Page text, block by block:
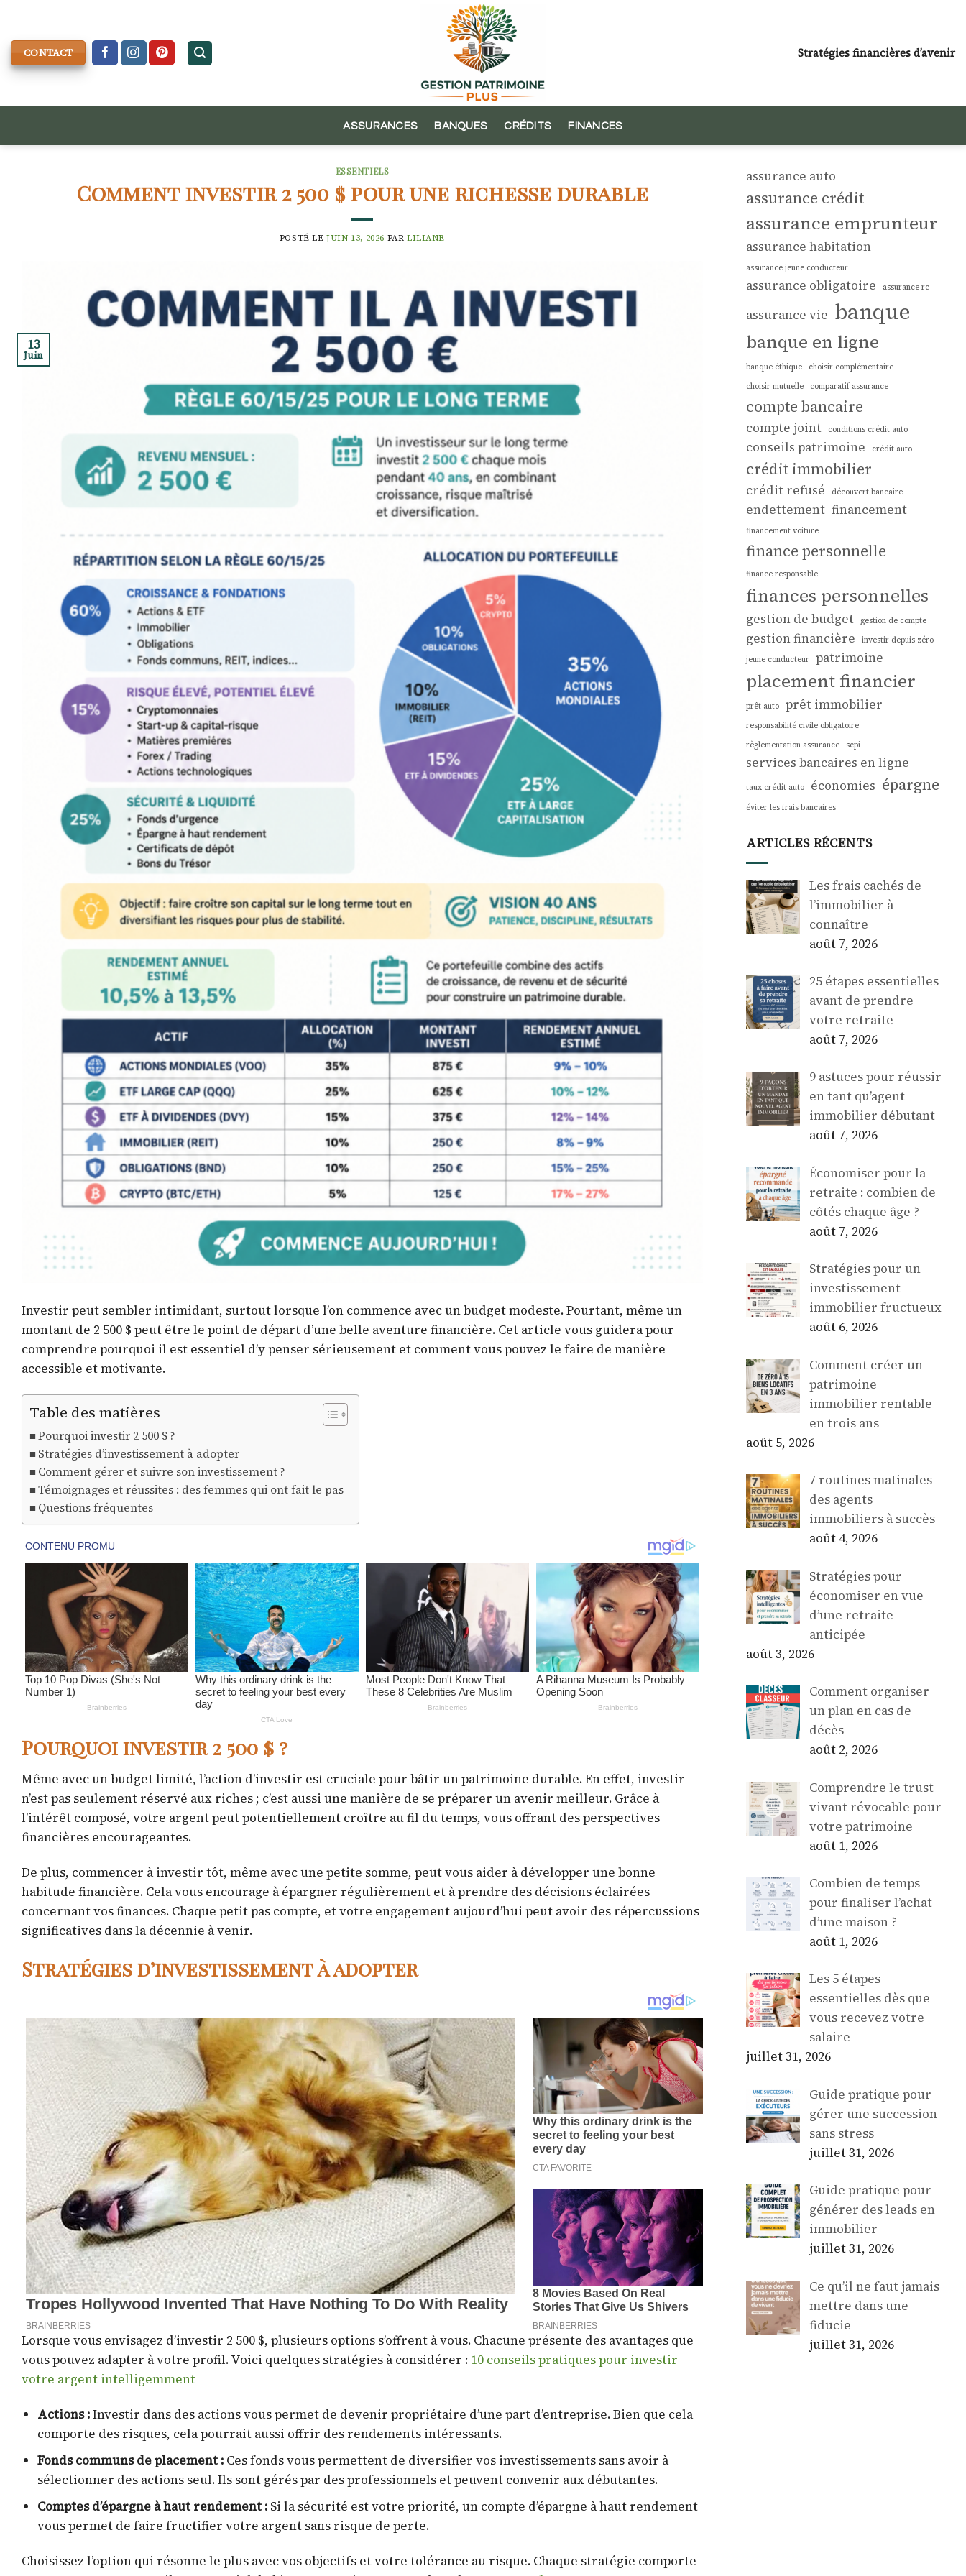
contentCONTACT Stratégies financières d’avenir
ASSURANCES BANQUES CRÉDITS FINANCES
ESSENTIELS
Comment investir 2 500 $ pour une richesse durable
POSTÉ LEJUIN 13, 2026 PAR LILIANE
13
Juin
Investir peut sembler intimidant, surtout lorsque l’on commence avec un budget modeste. Pourtant, même un
montant de 2 500 $ peut être le point de départ d’une belle aventure financière. Cet article vous guidera pour
comprendre pourquoi il est essentiel d’y penser sérieusement et comment vous pouvez le faire de manière
accessible et motivante.
Table des matières
Pourquoi investir 2 500 $ ?
Stratégies d’investissement à adopter
Comment gérer et suivre son investissement ?
Témoignages et réussites : des femmes qui ont fait le pas
Questions fréquentes
Pourquoi investir 2 500 $ ?
Même avec un budget limité, l’action d’investir est cruciale pour bâtir un patrimoine durable. En effet, investir
n’est pas seulement réservé aux riches ; c’est aussi une manière de se préparer un avenir meilleur. Grâce à
l’intérêt composé, votre argent peut potentiellement croître au fil du temps, vous offrant des perspectives
financières encourageantes.
De plus, commencer à investir tôt, même avec une petite somme, peut vous aider à développer une bonne
habitude financière. Cela vous encourage à épargner régulièrement et à prendre des décisions éclairées
concernant vos finances. Chaque petit pas compte, et votre engagement aujourd’hui peut avoir des répercussions
significatives dans la décennie à venir.
Stratégies d’investissement à adopter
Lorsque vous envisagez d’investir 2 500 $, plusieurs options s’offrent à vous. Chacune présente des avantages que
vous pouvez adapter à votre profil. Voici quelques stratégies à considérer : 10 conseils pratiques pour investir
votre argent intelligemment
Actions :Investir dans des actions vous permet de devenir propriétaire d’une part d’entreprise. Bien que cela
comporte des risques, cela pourrait aussi offrir des rendements intéressants.
Fonds communs de placement : Ces fonds vous permettent de diversifier vos investissements sans avoir à
sélectionner des actions seul. Ils sont gérés par des professionnels et peuvent convenir aux débutantes.
Comptes d’épargne à haut rendement : Si la sécurité est votre priorité, un compte d’épargne à haut rendement
vous permet de faire fructifier votre argent sans risque de perte.
Choisissez l’option qui résonne le plus avec vos objectifs et votre tolérance au risque. Chaque stratégie comporte
assurance auto
assurance crédit
assurance emprunteur
assurance habitation
assurance jeune conducteur
assurance obligatoire assurance rc
assurance vie banque
banque en ligne
banque éthique
choisir complémentaire
choisir mutuelle
comparatif assurance
compte bancaire
compte joint conditions crédit auto
conseils patrimoine crédit auto
crédit immobilier
crédit refusé découvert bancaire
endettement financement
financement voiture
finance personnelle
finance responsable
finances personnelles
gestion de budget gestion de compte
gestion financière
investir depuis zéro
jeune conducteur patrimoine
placement financier
prêt auto prêt immobilier
responsabilité civile obligatoire
règlementation assurance
scpi
services bancaires en ligne
taux crédit auto économies épargne
éviter les frais bancaires
ARTICLES RÉCENTS
Les frais cachés de
l’immobilier à
connaître
août 7, 2026
25 étapes essentielles
avant de prendre
votre retraite
août 7, 2026
9 astuces pour réussir
en tant qu’agent
immobilier débutant
août 7, 2026
Économiser pour la
retraite : combien de
côtés chaque âge ?
août 7, 2026
Stratégies pour un
investissement
immobilier fructueux
août 6, 2026
Comment créer un
patrimoine
immobilier rentable
en trois ans
août 5, 2026
7 routines matinales
des agents
immobiliers à succès
août 4, 2026
Stratégies pour
économiser en vue
d’une retraite
anticipée
août 3, 2026
Comment organiser
un plan en cas de
décès
août 2, 2026
Comprendre le trust
vivant révocable pour
votre patrimoine
août 1, 2026
Combien de temps
pour finaliser l’achat
d’une maison ?
août 1, 2026
Les 5 étapes
essentielles dès que
vous recevez votre
salaire
juillet 31, 2026
Guide pratique pour
gérer une succession
sans stress
juillet 31, 2026
Guide pratique pour
générer des leads en
immobilier
juillet 31, 2026
Ce qu’il ne faut jamais
mettre dans une
fiducie
juillet 31, 2026